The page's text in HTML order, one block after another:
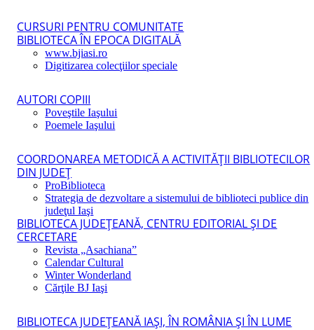
CURSURI PENTRU COMUNITATE
BIBLIOTECA ÎN EPOCA DIGITALĂ
www.bjiasi.ro
Digitizarea colecţiilor speciale
AUTORI COPIII
Poveştile Iaşului
Poemele Iaşului
COORDONAREA METODICĂ A ACTIVITĂŢII BIBLIOTECILOR
DIN JUDEŢ
ProBiblioteca
Strategia de dezvoltare a sistemului de biblioteci publice din
judeţul Iaşi
BIBLIOTECA JUDEŢEANĂ, CENTRU EDITORIAL ŞI DE
CERCETARE
Revista „Asachiana”
Calendar Cultural
Winter Wonderland
Cărţile BJ Iaşi
BIBLIOTECA JUDEŢEANĂ IAŞI, ÎN ROMÂNIA ŞI ÎN LUME